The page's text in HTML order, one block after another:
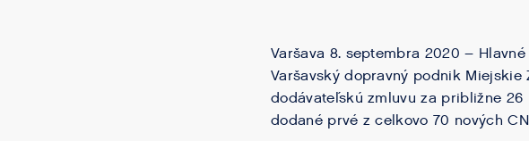
Varšava 8. septembra 2020 –
Varšavský dopravný podnik Miejskie
dodávateľskú zmluvu za približne
dodané prvé z celkovo 70 nových